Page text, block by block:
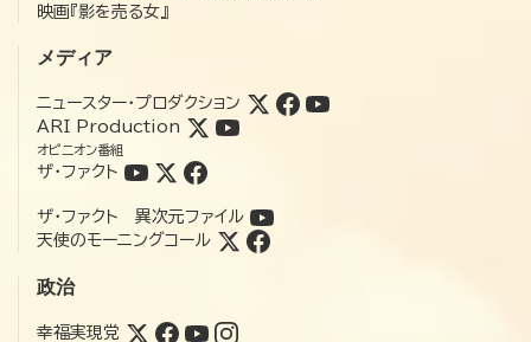
映画『影を売る女』
メディア
ニュースター・プロダクション
ARI Production
オピニオン番組
ザ・ファクト
ザ・ファクト 異次元ファイル
天使のモーニングコール
政治
幸福実現党